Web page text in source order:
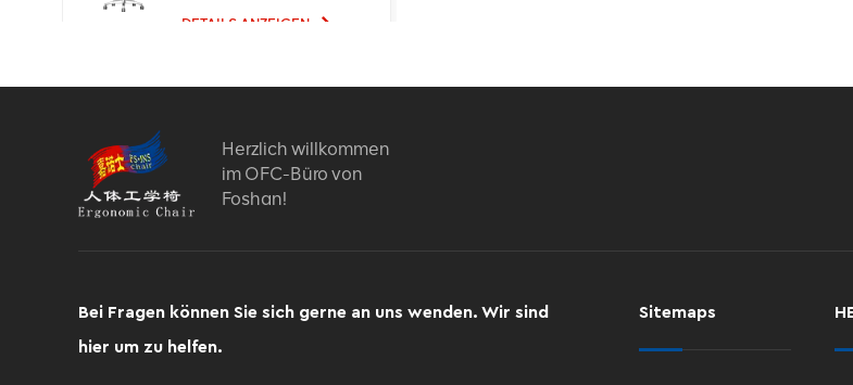
Chefsessel mit Mesh-
DETAILS ANZEIGEN
Ergonomische
Design und hoher
DETAILS ANZEIGEN
Bürostuhl
DETAILS ANZEIGEN
Herzlich willkommen
im OFC-Büro von
Foshan!
Bei Fragen können Sie sich gerne an uns wenden. Wir sind
hier um zu helfen.
Sitemaps